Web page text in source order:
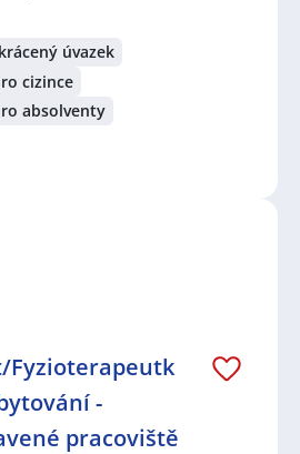
úvazek
cizince
absolventy
Fyzioterapeutk
-
pracoviště